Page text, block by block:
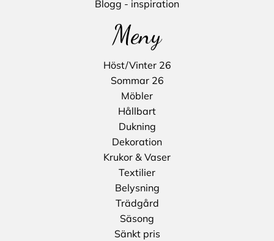
Blogg - inspiration
Meny
Höst/Vinter 26
Sommar 26
Möbler
Hållbart
Dukning
Dekoration
Krukor & Vaser
Textilier
Belysning
Trädgård
Säsong
Sänkt pris